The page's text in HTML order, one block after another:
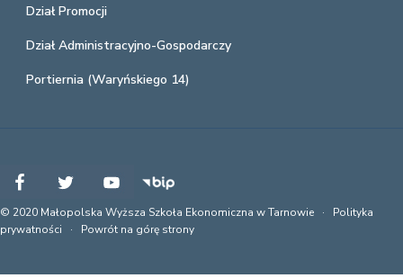
Dział Promocji
Dział Administracyjno-Gospodarczy
Portiernia (Waryńskiego 14)
© 2020 Małopolska Wyższa Szkoła Ekonomiczna w Tarnowie · Polityka
prywatności · Powrót na górę strony